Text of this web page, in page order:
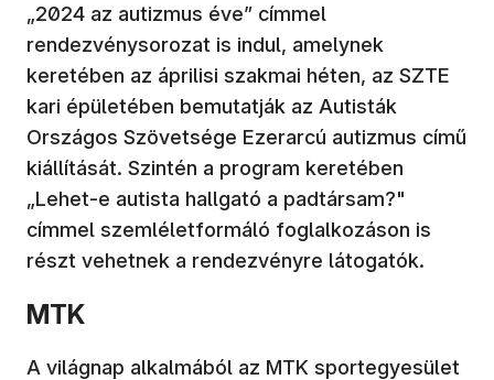
„2024 az autizmus éve” címmel
rendezvénysorozat is indul, amelynek
keretében az áprilisi szakmai héten, az SZTE
kari épületében bemutatják az Autisták
Országos Szövetsége Ezerarcú autizmus című
kiállítását. Szintén a program keretében
„Lehet-e autista hallgató a padtársam?"
címmel szemléletformáló foglalkozáson is
részt vehetnek a rendezvényre látogatók.
MTK
A világnap alkalmából az MTK sportegyesület